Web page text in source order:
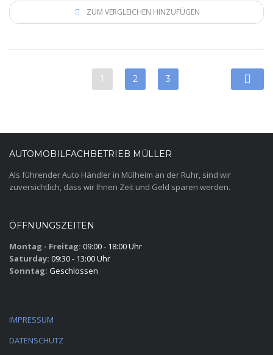
ZUM VERGLEICHEN HINZUFÜGEN
1 2 3
AUTOMOBILFACHBETRIEB MÜLLER
Als führender Auto Händler in Mülheim an der Ruhr, sind wir
zuversichtlich, dass wir Ihnen Zeit und Geld sparen werden.
ÖFFNUNGSZEITEN
Montag - Freitag: 09:00 - 18:00 Uhr
Saturday: 09:30 - 13:00 Uhr
Sonntag: Geschlossen
IMPRESSUM
DATENSCHUTZ